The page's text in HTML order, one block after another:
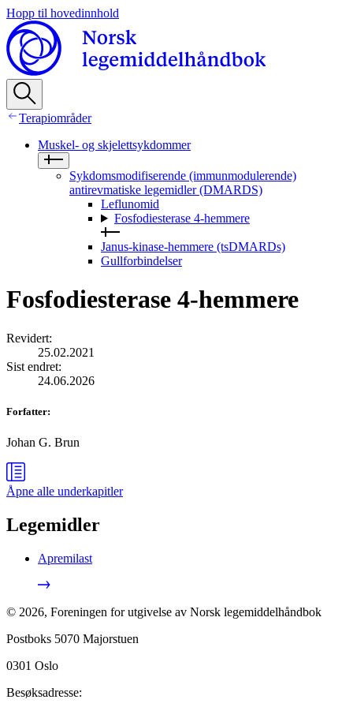
Hopp til hovedinnhold
Terapiområder
Muskel- og skjelettsykdommer
Sykdomsmodifiserende (immunmodulerende)
antirevmatiske legemidler (DMARDS)
Leflunomid
Fosfodiesterase 4-hemmere
Janus-kinase-hemmere (tsDMARDs)
Gullforbindelser
Fosfodiesterase 4-hemmere
Revidert:
25.02.2021
Sist endret:
24.06.2026
Forfatter:
Johan G. Brun
Åpne alle underkapitler
Legemidler
Apremilast
© 2026, Foreningen for utgivelse av Norsk legemiddelhåndbok
Postboks 5070 Majorstuen
0301 Oslo
Besøksadresse: